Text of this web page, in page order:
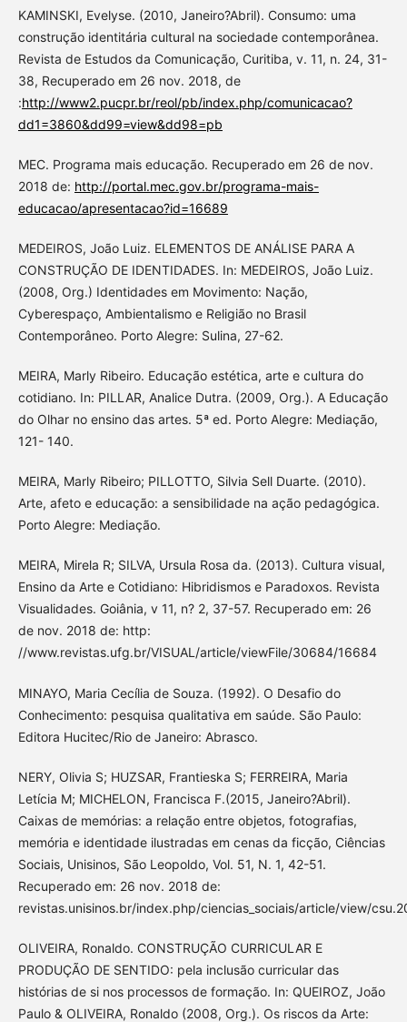
KAMINSKI, Evelyse. (2010, Janeiro?Abril). Consumo: uma
construção identitária cultural na sociedade contemporânea.
Revista de Estudos da Comunicação, Curitiba, v. 11, n. 24, 31-
38, Recuperado em 26 nov. 2018, de
:http://www2.pucpr.br/reol/pb/index.php/comunicacao?
dd1=3860&dd99=view&dd98=pb
MEC. Programa mais educação. Recuperado em 26 de nov.
2018 de: http://portal.mec.gov.br/programa-mais-
educacao/apresentacao?id=16689
MEDEIROS, João Luiz. ELEMENTOS DE ANÁLISE PARA A
CONSTRUÇÃO DE IDENTIDADES. In: MEDEIROS, João Luiz.
(2008, Org.) Identidades em Movimento: Nação,
Cyberespaço, Ambientalismo e Religião no Brasil
Contemporâneo. Porto Alegre: Sulina, 27-62.
MEIRA, Marly Ribeiro. Educação estética, arte e cultura do
cotidiano. In: PILLAR, Analice Dutra. (2009, Org.). A Educação
do Olhar no ensino das artes. 5ª ed. Porto Alegre: Mediação,
121- 140.
MEIRA, Marly Ribeiro; PILLOTTO, Silvia Sell Duarte. (2010).
Arte, afeto e educação: a sensibilidade na ação pedagógica.
Porto Alegre: Mediação.
MEIRA, Mirela R; SILVA, Ursula Rosa da. (2013). Cultura visual,
Ensino da Arte e Cotidiano: Hibridismos e Paradoxos. Revista
Visualidades. Goiânia, v 11, n? 2, 37-57. Recuperado em: 26
de nov. 2018 de: http:
//www.revistas.ufg.br/VISUAL/article/viewFile/30684/16684
MINAYO, Maria Cecília de Souza. (1992). O Desafio do
Conhecimento: pesquisa qualitativa em saúde. São Paulo:
Editora Hucitec/Rio de Janeiro: Abrasco.
NERY, Olivia S; HUZSAR, Frantieska S; FERREIRA, Maria
Letícia M; MICHELON, Francisca F.(2015, Janeiro?Abril).
Caixas de memórias: a relação entre objetos, fotografias,
memória e identidade ilustradas em cenas da ficção, Ciências
Sociais, Unisinos, São Leopoldo, Vol. 51, N. 1, 42-51.
Recuperado em: 26 nov. 2018 de:
revistas.unisinos.br/index.php/ciencias_sociais/article/view/
OLIVEIRA, Ronaldo. CONSTRUÇÃO CURRICULAR E
PRODUÇÃO DE SENTIDO: pela inclusão curricular das
histórias de si nos processos de formação. In: QUEIROZ, João
Paulo & OLIVEIRA, Ronaldo (2008, Org.). Os riscos da Arte: